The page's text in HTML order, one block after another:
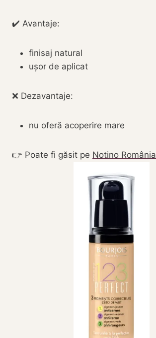
✔️ Avantaje:
finisaj natural
ușor de aplicat
❌ Dezavantaje:
nu oferă acoperire mare
👉 Poate fi găsit pe Notino România